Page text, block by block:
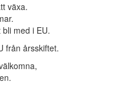
växa.
med i EU.
från årsskiftet.